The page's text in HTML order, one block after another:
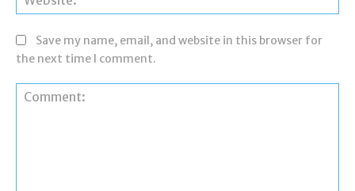
Save my name, email, and website in this browser for
the next time I comment.